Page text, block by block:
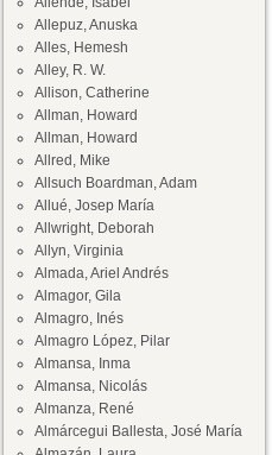
Allepuz, Anuska
Alles, Hemesh
Alley, R. W.
Allison, Catherine
Allman, Howard
Allman, Howard
Allred, Mike
Allsuch Boardman, Adam
Allué, Josep María
Allwright, Deborah
Allyn, Virginia
Almada, Ariel Andrés
Almagor, Gila
Almagro, Inés
Almagro López, Pilar
Almansa, Inma
Almansa, Nicolás
Almanza, René
Almárcegui Ballesta, José María